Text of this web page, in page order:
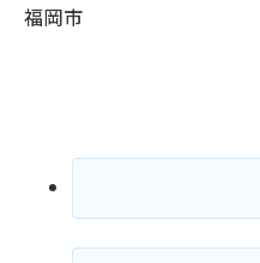
福岡市